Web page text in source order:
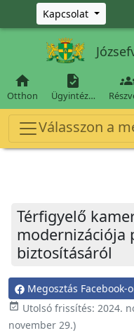
Ugrás a fő tartalomra
Kapcsolat

Otthon

Ügyintéz…
Válasszon a
Térfigyelő
modernizációja
biztosításáról
Megosztás Facebook-
event_available Utolsó frissítés: 2024.
november 29.)